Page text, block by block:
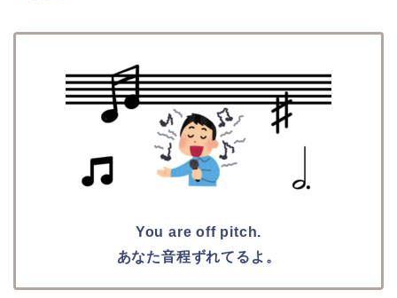
You are off pitch.
あなた音程ずれてるよ。